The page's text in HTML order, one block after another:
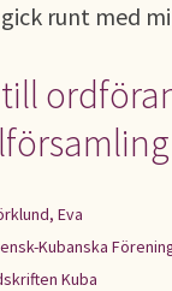
runt med
Eva
Kubanska
Kuba